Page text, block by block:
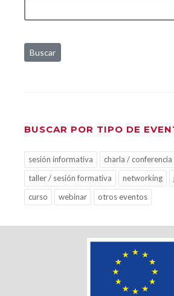
Buscar
BUSCAR POR TIPO DE
sesión informativa
charla / conferencia
taller / sesión formativa
networking
curso
webinar otros eventos